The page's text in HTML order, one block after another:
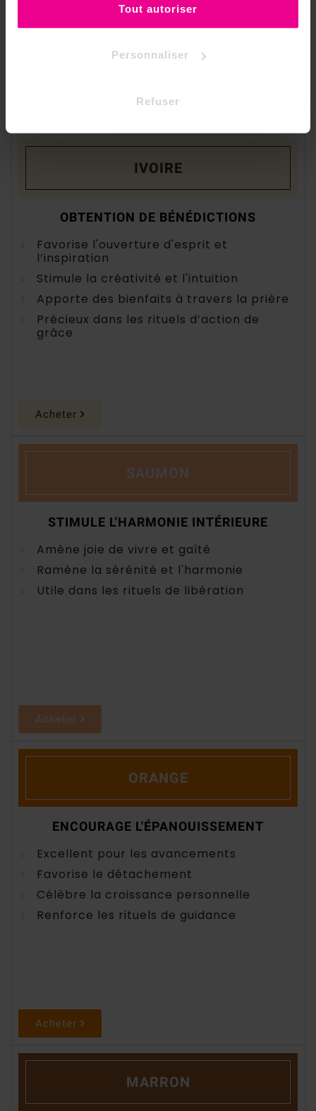
Tout autoriser
Personnaliser
Refuser
IVOIRE
OBTENTION DE BÉNÉDICTIONS
Favorise l'ouverture d'esprit et
l’inspiration
Stimule la créativité et l'intuition
Apporte des bienfaits à travers la prière
Précieux dans les rituels d’action de
grâce
Acheter
SAUMON
STIMULE L'HARMONIE INTÉRIEURE
Amène joie de vivre et gaîté
Ramène la sérénité et l'harmonie
Utile dans les rituels de libération
Acheter
ORANGE
ENCOURAGE L'ÉPANOUISSEMENT
Excellent pour les avancements
Favorise le détachement
Célèbre la croissance personnelle
Renforce les rituels de guidance
Acheter
MARRON